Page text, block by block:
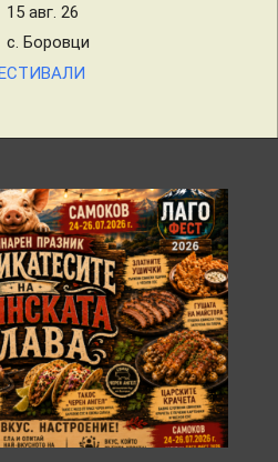
15 авг. 26
с. Боровци